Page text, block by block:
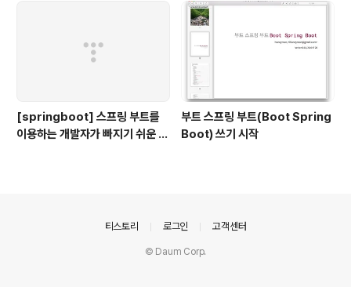
[springboot] 스프링 부트를
이용하는 개발자가 빠지기 쉬운 착
부트 스프링 부트(Boot Spring
Boot) 쓰기 시작
티스토리 로그인 고객센터
© Daum Corp.